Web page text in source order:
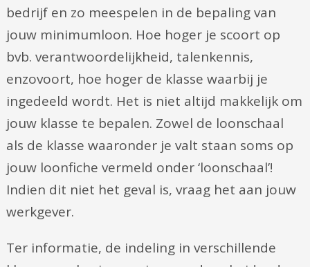
bedrijf en zo meespelen in de bepaling van
jouw minimumloon. Hoe hoger je scoort op
bvb. verantwoordelijkheid, talenkennis,
enzovoort, hoe hoger de klasse waarbij je
ingedeeld wordt. Het is niet altijd makkelijk om
jouw klasse te bepalen. Zowel de loonschaal
als de klasse waaronder je valt staan soms op
jouw loonfiche vermeld onder ‘loonschaal’!
Indien dit niet het geval is, vraag het aan jouw
werkgever.
Ter informatie, de indeling in verschillende